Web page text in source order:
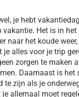
je hebt
Het is in het
naar het koude
je alles voor je trip
zorgen te maken
Daarnaast is het
te zijn als je
je allemaal moet